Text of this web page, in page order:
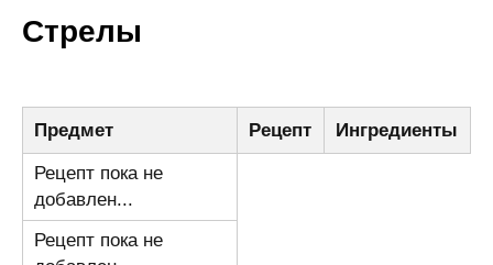
Стрелы
Предмет Рецепт Ингредиенты
Рецепт пока не
добавлен...
Рецепт пока не